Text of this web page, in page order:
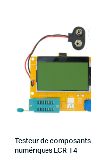
Testeur de composants
numériques LCR-T4